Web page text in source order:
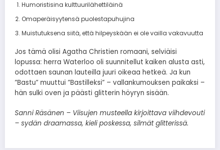
Humoristisina kulttuurilähettiläinä
Omaperäisyytensä puolestapuhujina
Muistutuksena siitä, että hilpeyskään ei ole vailla vakavuutta
Jos tämä olisi Agatha Christien romaani, selviäisi
lopussa: herra Waterloo oli suunnitellut kaiken alusta asti,
odottaen saunan lauteilla juuri oikeaa hetkeä. Ja kun
”Bastu” muuttui ”Bastilleksi” – vallankumouksen paikaksi –
hän sulki oven ja päästi glitterin höyryn sisään.
Sanni Räsänen – Viisujen musteella kirjoittava viihdevouti
– sydän draamassa, kieli poskessa, silmät glitterissä.